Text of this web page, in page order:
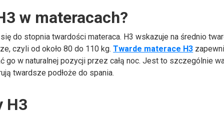
w materacach?
do stopnia twardości materaca. H3 wskazuje na średnio
czyli od około 80 do 110 kg.Twarde materace H3
go w naturalnej pozycji przez całą noc. Jest to szczególnie
twardsze podłoże do spania.
H3